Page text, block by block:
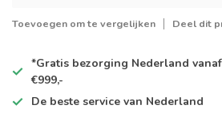
Toevoegen om te vergelijken Deel dit
*Gratis bezorging Nederland
€999,-
De beste service van Nederland